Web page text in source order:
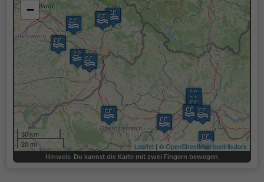
−
30 km
20 mi
Leaflet | ©OpenStreetMap contributors
Hinweis: Du kannst die Karte mit zwei Fingern bewegen.